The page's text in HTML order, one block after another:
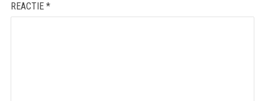
REACTIE *